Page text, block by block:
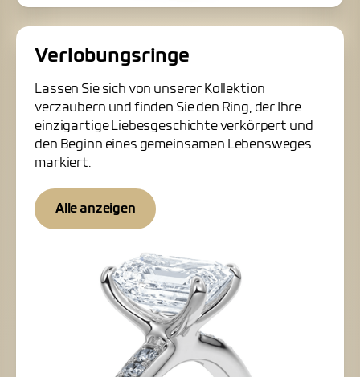
Verlobungsringe
Lassen Sie sich von unserer Kollektion
verzaubern und finden Sie den Ring, der Ihre
einzigartige Liebesgeschichte verkörpert und
den Beginn eines gemeinsamen Lebensweges
markiert.
Alle anzeigen